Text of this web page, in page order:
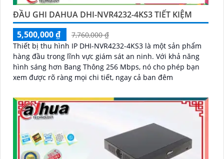
ĐẦU GHI DAHUA DHI-NVR4232-4KS3 TIẾT KIỆM
5,500,000 ₫
7,760,000 ₫
Thiết bị thu hình IP DHI-NVR4232-4KS3 là một sản phẩm
hàng đầu trong lĩnh vực giám sát an ninh. Với khả năng
hình sáng hơn Bang Thông 256 Mbps, nó cho phép bạn
xem được rõ ràng mọi chi tiết, ngay cả ban đêm